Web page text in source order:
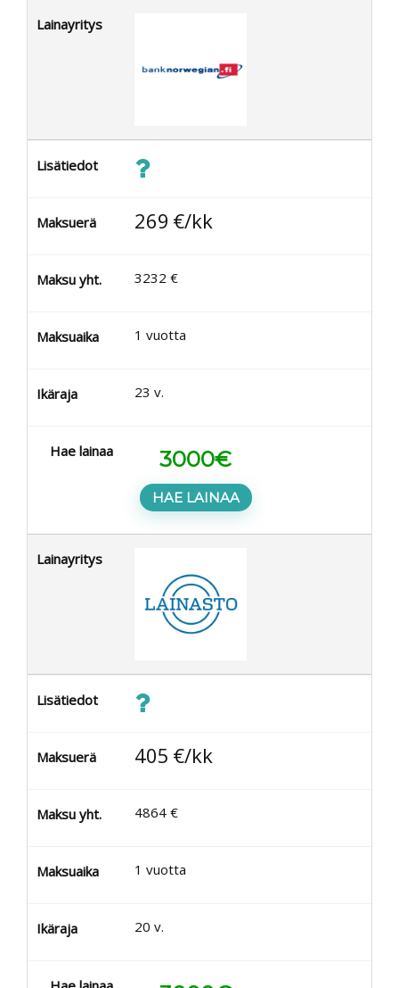
Lainayritys
Lisätiedot
Maksuerä 269 €/kk
Maksu yht. 3232 €
Maksuaika 1 vuotta
Ikäraja 23 v.
Hae lainaa 3000€
HAE LAINAA
Lainayritys
Lisätiedot
Maksuerä 405 €/kk
Maksu yht. 4864 €
Maksuaika 1 vuotta
Ikäraja 20 v.